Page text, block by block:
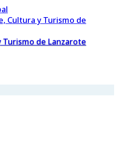
de Lanzarote